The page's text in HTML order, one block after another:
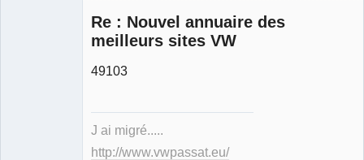
Re : Nouvel annuaire des
meilleurs sites VW
49103
J ai migré.....
http://www.vwpassat.eu/